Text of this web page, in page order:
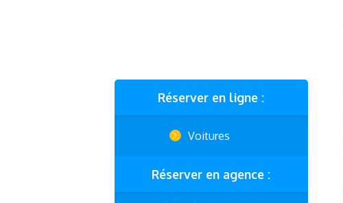
Réserver en ligne :
Voitures
Réserver en agence :